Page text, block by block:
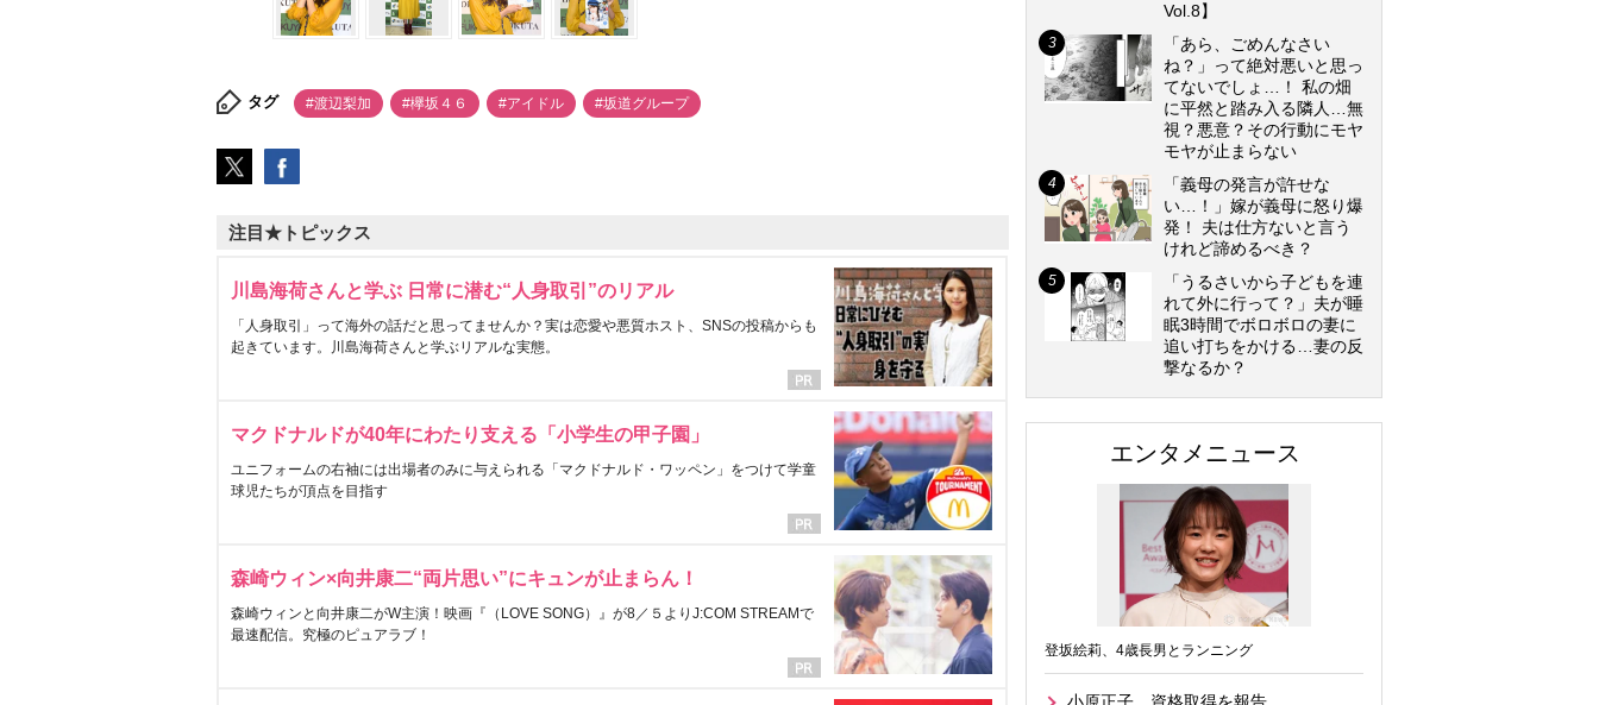
タグ #渡辺梨加 #欅坂４６ #アイドル #坂道グループ
注目★トピックス
川島海荷さんと学ぶ 日常に潜む“人身取引”のリアル
「人身取引」って海外の話だと思ってませんか？実は恋愛や悪質ホスト、SNSの投稿からも
起きています。川島海荷さんと学ぶリアルな実態。
マクドナルドが40年にわたり支える「小学生の甲子園」
ユニフォームの右袖には出場者のみに与えられる「マクドナルド・ワッペン」をつけて学童
球児たちが頂点を目指す
森崎ウィン×向井康二“両片思い”にキュンが止まらん！
森崎ウィンと向井康二がW主演！映画『（LOVE SONG）』が8／５よりJ:COM STREAMで
最速配信。究極のピュアラブ！
Vol.8】
「あら、ごめんなさい
ね？」って絶対悪いと思っ
てないでしょ…！ 私の畑
に平然と踏み入る隣人…無
視？悪意？その行動にモヤ
モヤが止まらない
「義母の発言が許せな
い…！」嫁が義母に怒り爆
発！ 夫は仕方ないと言う
けれど諦めるべき？
「うるさいから子どもを連
れて外に行って？」夫が睡
眠3時間でボロボロの妻に
追い打ちをかける…妻の反
撃なるか？
エンタメニュース
登坂絵莉、4歳長男とランニング